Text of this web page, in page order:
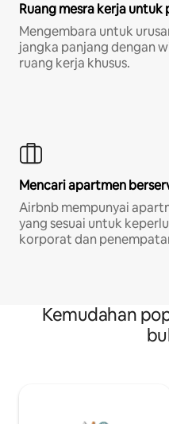
Ruang mesra kerja
Mengembara untuk
jangka panjang dengan
ruang kerja khusus.
Mencari apartmen
Airbnb mempunyai
yang sesuai untuk
korporat dan
Kemudahan